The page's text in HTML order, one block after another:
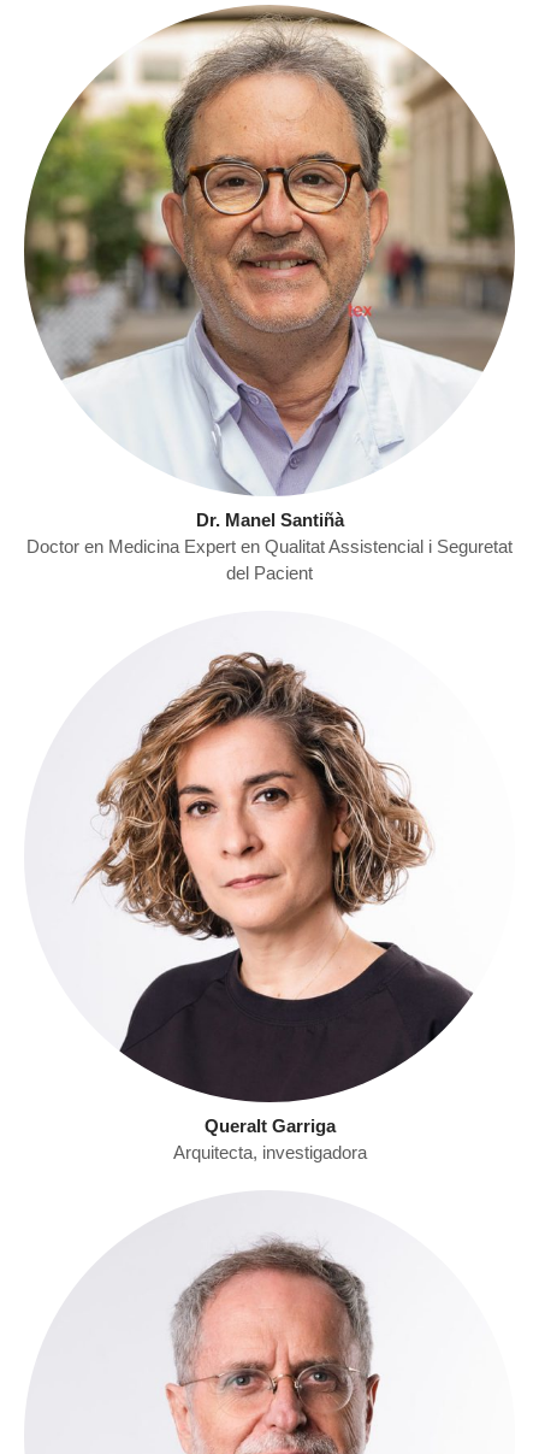
Dr. Manel Santiñà
Doctor en Medicina Expert en Qualitat Assistencial i Seguretat
del Pacient
Queralt Garriga
Arquitecta, investigadora